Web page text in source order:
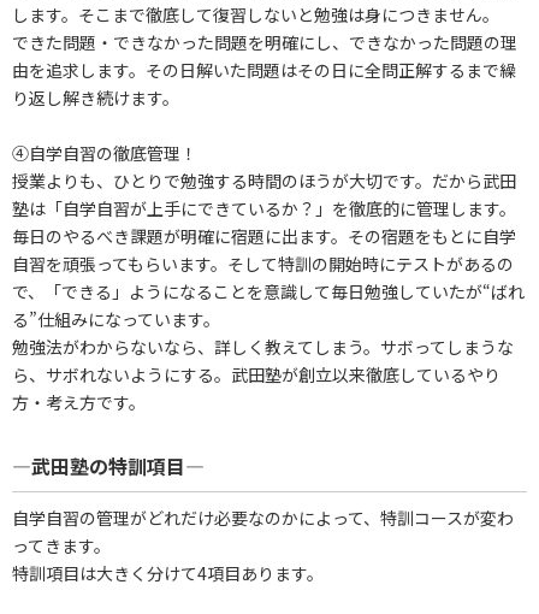
します。そこまで徹底して復習しないと勉強は身につきません。
できた問題・できなかった問題を明確にし、できなかった問題の理
由を追求します。その日解いた問題はその日に全問正解するまで繰
り返し解き続けます。
④自学自習の徹底管理！
授業よりも、ひとりで勉強する時間のほうが大切です。だから武田
塾は「自学自習が上手にできているか？」を徹底的に管理します。
毎日のやるべき課題が明確に宿題に出ます。その宿題をもとに自学
自習を頑張ってもらいます。そして特訓の開始時にテストがあるの
で、「できる」ようになることを意識して毎日勉強していたが“ばれ
る”仕組みになっています。
勉強法がわからないなら、詳しく教えてしまう。サボってしまうな
ら、サボれないようにする。武田塾が創立以来徹底しているやり
方・考え方です。
―武田塾の特訓項目―
自学自習の管理がどれだけ必要なのかによって、特訓コースが変わ
ってきます。
特訓項目は大きく分けて4項目あります。